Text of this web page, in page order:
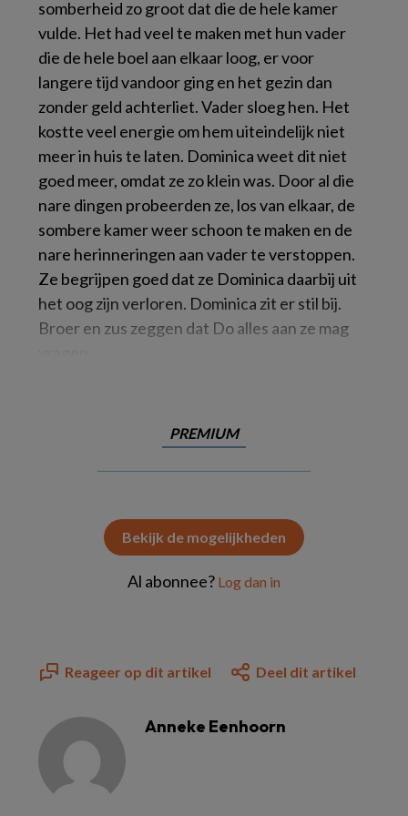
somberheid zo groot dat die de hele kamer
vulde. Het had veel te maken met hun vader
die de hele boel aan elkaar loog, er voor
langere tijd vandoor ging en het gezin dan
zonder geld achterliet. Vader sloeg hen. Het
kostte veel energie om hem uiteindelijk niet
meer in huis te laten. Dominica weet dit niet
goed meer, omdat ze zo klein was. Door al die
nare dingen probeerden ze, los van elkaar, de
sombere kamer weer schoon te maken en de
nare herinneringen aan vader te verstoppen.
Ze begrijpen goed dat ze Dominica daarbij uit
het oog zijn verloren. Dominica zit er stil bij.
Broer en zus zeggen dat Do alles aan ze mag
PREMIUM
Bekijk de mogelijkheden
Al abonnee? Log dan in
Reageer op dit artikel Deel dit artikel
Anneke Eenhoorn